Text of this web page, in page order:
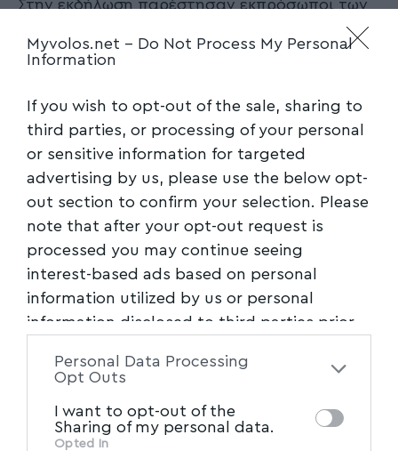
Myvolos.net - Do Not Process My Personal
Information
If you wish to opt-out of the sale, sharing to
third parties, or processing of your personal
or sensitive information for targeted
advertising by us, please use the below opt-
out section to confirm your selection. Please
note that after your opt-out request is
processed you may continue seeing
interest-based ads based on personal
information utilized by us or personal
information disclosed to third parties prior
of the further disclosure of your personal
of downstream participants. This
information may also be disclosed by us to
Personal Data Processing
Opt Outs
I want to opt-out of the
Sharing of my personal data.
Opted In
Στην εκδήλωση παρέστησαν εκπρόσωποι των
αυτοδιοίκησης, των Ενόπλων Δυνάμεων και
και οργανισμών, μέλη συνδικαλιστικών
ενώσεων και σωματείων αστυνομικών της
Θεσσαλίας, εν ενεργεία και απόστρατοι
αστυνομικοί, καθώς και πολίτες.
Στο κλείσιμο της εκδήλωσης προσφέρθηκαν
αναμνηστικές πλακέτες.